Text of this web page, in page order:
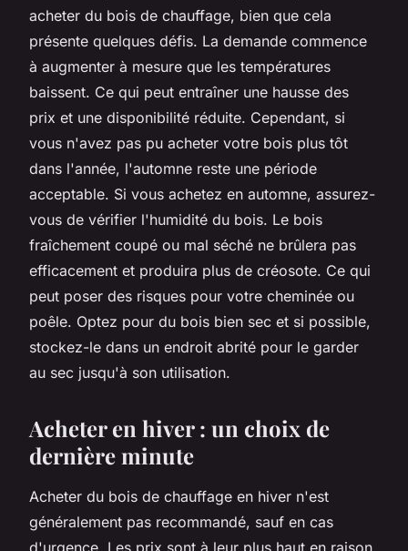
acheter du bois de chauffage, bien que cela
présente quelques défis. La demande commence
à augmenter à mesure que les températures
baissent. Ce qui peut entraîner une hausse des
prix et une disponibilité réduite. Cependant, si
vous n'avez pas pu acheter votre bois plus tôt
dans l'année, l'automne reste une période
acceptable. Si vous achetez en automne, assurez-
vous de vérifier l'humidité du bois. Le bois
fraîchement coupé ou mal séché ne brûlera pas
efficacement et produira plus de créosote. Ce qui
peut poser des risques pour votre cheminée ou
poêle. Optez pour du bois bien sec et si possible,
stockez-le dans un endroit abrité pour le garder
au sec jusqu'à son utilisation.
Acheter en hiver : un choix de
dernière minute
Acheter du bois de chauffage en hiver n'est
généralement pas recommandé, sauf en cas
d'urgence. Les prix sont à leur plus haut en raison